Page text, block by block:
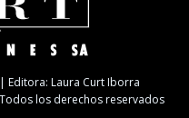
Editora: Laura Curt Iborra
Todos los derechos reservados